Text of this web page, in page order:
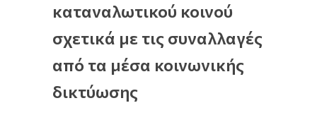
καταναλωτικού κοινού
σχετικά με τις συναλλαγές
από τα μέσα κοινωνικής
δικτύωσης